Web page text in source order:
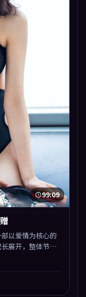
99:09
以爱情为核心的
展开，整体节奏